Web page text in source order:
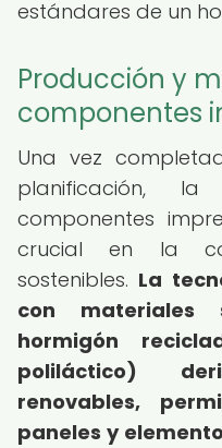
estándares de un
Producción y
componentes
Una vez
planificación,
componentes
crucial en la
sostenibles. La
con materiales
hormigón
poliláctico)
renovables,
paneles y